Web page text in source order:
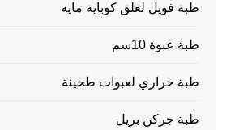
طبة فويل لغلق كوباية مايه
طبة عبوة 10سم
طبة حراري لعبوات طحينة
طبة جركن بريل